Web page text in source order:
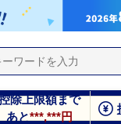
除上限額まで
あと***,***円